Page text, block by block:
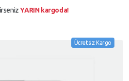
YARIN kargoda!
Ücretsiz Kargo